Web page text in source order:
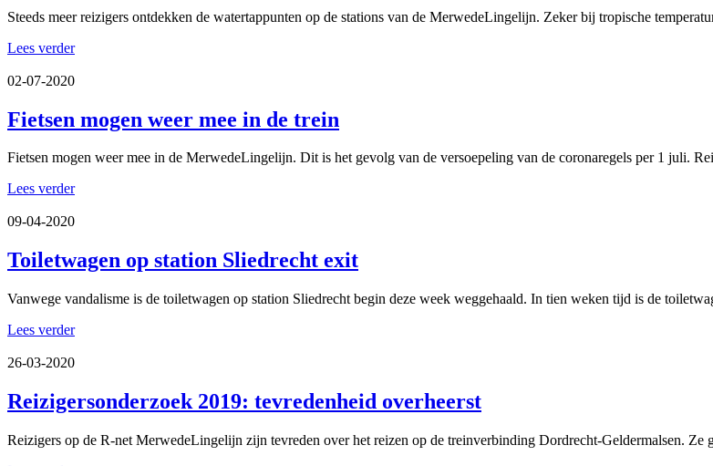
Steeds meer reizigers ontdekken de watertappunten op de stations van de MerwedeLingelijn. Zeker bij tropische
Lees verder
02-07-2020
Fietsen mogen weer mee in de trein
Fietsen mogen weer mee in de MerwedeLingelijn. Dit is het gevolg van de versoepeling van de coronaregels per 1 juli.
Lees verder
09-04-2020
Toiletwagen op station Sliedrecht exit
Vanwege vandalisme is de toiletwagen op station Sliedrecht begin deze week weggehaald. In tien weken tijd is de
Lees verder
26-03-2020
Reizigersonderzoek 2019: tevredenheid overheerst
Reizigers op de R-net MerwedeLingelijn zijn tevreden over het reizen op de treinverbinding Dordrecht-Geldermalsen. Ze